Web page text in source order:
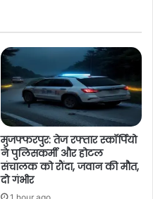
मुजफ्फरपुर: तेज रफ्तार स्कॉर्पियो
ने पुलिसकर्मी और होटल
संचालक को रौंदा, जवान की मौत,
दो गंभीर